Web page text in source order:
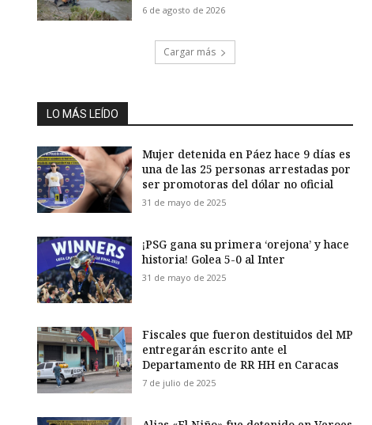
6 de agosto de 2026
Cargar más
LO MÁS LEÍDO
Mujer detenida en Páez hace 9 días es
una de las 25 personas arrestadas por
ser promotoras del dólar no oficial
31 de mayo de 2025
¡PSG gana su primera ‘orejona’ y hace
historia! Golea 5-0 al Inter
31 de mayo de 2025
Fiscales que fueron destituidos del MP
entregarán escrito ante el
Departamento de RR HH en Caracas
7 de julio de 2025